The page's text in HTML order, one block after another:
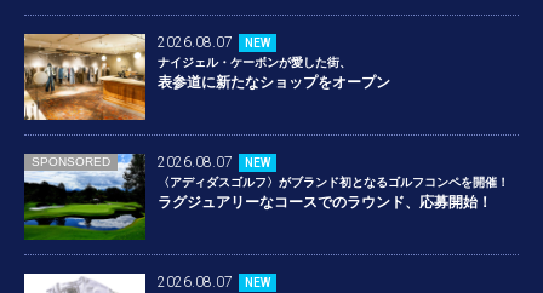
2026.08.07
NEW
ナイジェル・ケーボンが愛した街、
表参道に新たなショップをオープン
SPONSORED 2026.08.07
NEW
〈アディダスゴルフ〉がブランド初となるゴルフコンペを開催！
ラグジュアリーなコースでのラウンド、応募開始！
2026.08.07
NEW